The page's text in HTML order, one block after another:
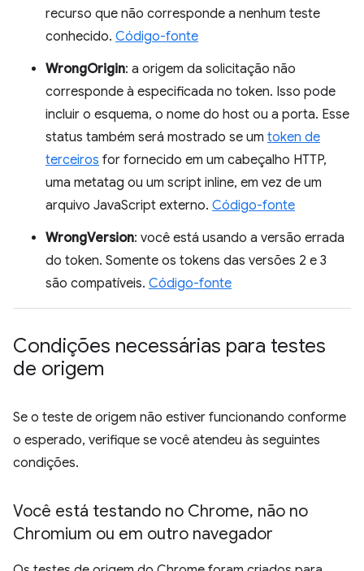
recurso que não corresponde a nenhum teste
conhecido. Código-fonte
WrongOrigin: a origem da solicitação não
corresponde à especificada no token. Isso pode
incluir o esquema, o nome do host ou a porta. Esse
status também será mostrado se um token de
terceiros for fornecido em um cabeçalho HTTP,
uma metatag ou um script inline, em vez de um
arquivo JavaScript externo. Código-fonte
WrongVersion: você está usando a versão errada
do token. Somente os tokens das versões 2 e 3
são compatíveis. Código-fonte
Condições necessárias para testes
de origem
Se o teste de origem não estiver funcionando conforme
o esperado, verifique se você atendeu às seguintes
condições.
Você está testando no Chrome, não no
Chromium ou em outro navegador